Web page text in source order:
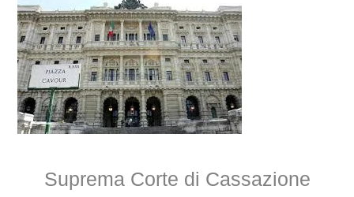
Suprema Corte di Cassazione